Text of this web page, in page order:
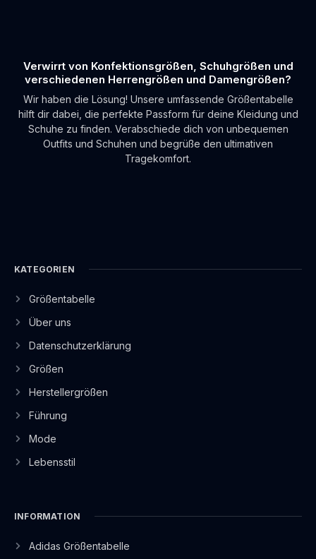
Verwirrt von Konfektionsgrößen, Schuhgrößen und
verschiedenen Herrengrößen und Damengrößen?
Wir haben die Lösung! Unsere umfassende Größentabelle
hilft dir dabei, die perfekte Passform für deine Kleidung und
Schuhe zu finden. Verabschiede dich von unbequemen
Outfits und Schuhen und begrüße den ultimativen
Tragekomfort.
KATEGORIEN
Größentabelle
Über uns
Datenschutzerklärung
Größen
Herstellergrößen
Führung
Mode
Lebensstil
INFORMATION
Adidas Größentabelle